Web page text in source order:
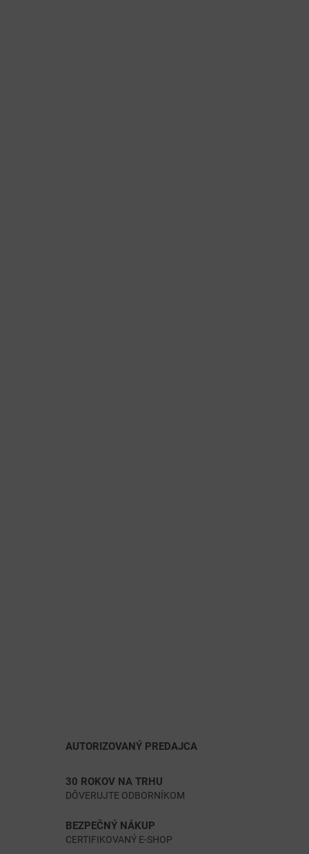
AUTORIZOVANÝ PREDAJCA
30 ROKOV NA TRHU
DÔVERUJTE ODBORNÍKOM
BEZPEČNÝ NÁKUP
CERTIFIKOVANÝ E-SHOP